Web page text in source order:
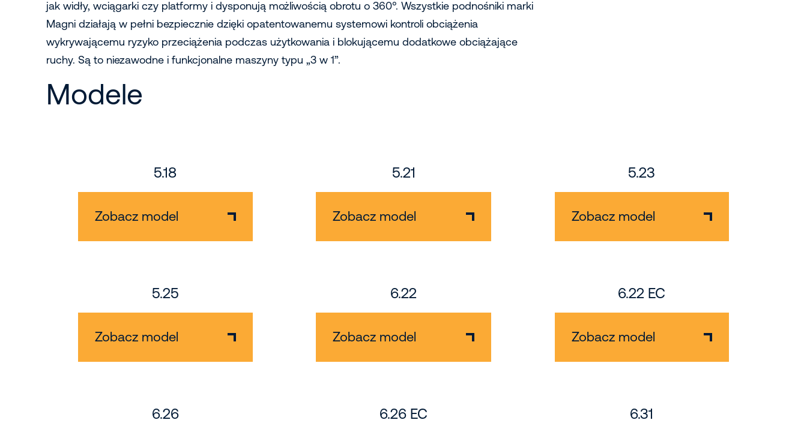
jak widły, wciągarki czy platformy i dysponują możliwością obrotu o 360°. Wszystkie podnośniki marki
Magni działają w pełni bezpiecznie dzięki opatentowanemu systemowi kontroli obciążenia
wykrywającemu ryzyko przeciążenia podczas użytkowania i blokującemu dodatkowe obciążające
ruchy. Są to niezawodne i funkcjonalne maszyny typu „3 w 1”.
Modele
5.18
Zobacz model
5.21
Zobacz model
5.23
Zobacz model
5.25
Zobacz model
6.22
Zobacz model
6.22 EC
Zobacz model
6.26 6.26 EC 6.31